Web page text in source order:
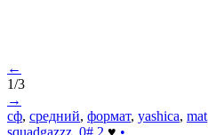
←
1/3
→
сф, средний, формат, yashica, mat
squadgazzz 0# 2 ♥ •